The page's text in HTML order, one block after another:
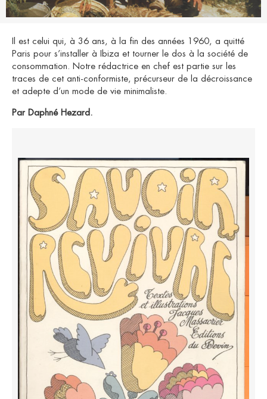
Il est celui qui, à 36 ans, à la fin des années 1960, a quitté
Paris pour s’installer à Ibiza et tourner le dos à la société de
consommation. Notre rédactrice en chef est partie sur les
traces de cet anti-conformiste, précurseur de la décroissance
et adepte d’un mode de vie minimaliste.
Par Daphné Hezard.